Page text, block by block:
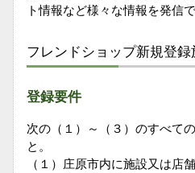
ト情報など様々な情報を発信
フレンドショップ新規登
登録要件
次の（１）～（３）のすべて
と。
（１）庄原市内に施設又は店